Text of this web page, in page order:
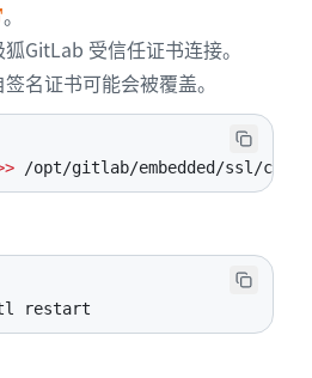
。
GitLab 受信任证书连接。
名证书可能会被覆盖。
/opt/gitlab/embedded/ssl/
restart